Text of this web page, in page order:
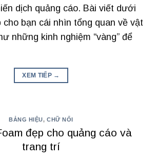
dịch quảng cáo. Bài viết dưới
cho bạn cái nhìn tổng quan về vật
những kinh nghiệm “vàng” để
XEM TIẾP →
BẢNG HIỆU,CHỮ NỔI
đẹp cho quảng cáo và
trang trí